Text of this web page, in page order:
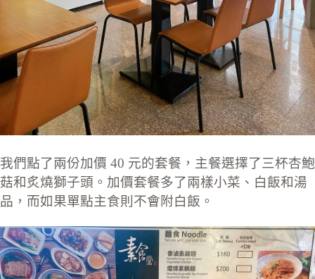
我們點了兩份加價 40 元的套餐，主餐選擇了三杯杏鮑
菇和炙燒獅子頭。加價套餐多了兩樣小菜、白飯和湯
品，而如果單點主食則不會附白飯。